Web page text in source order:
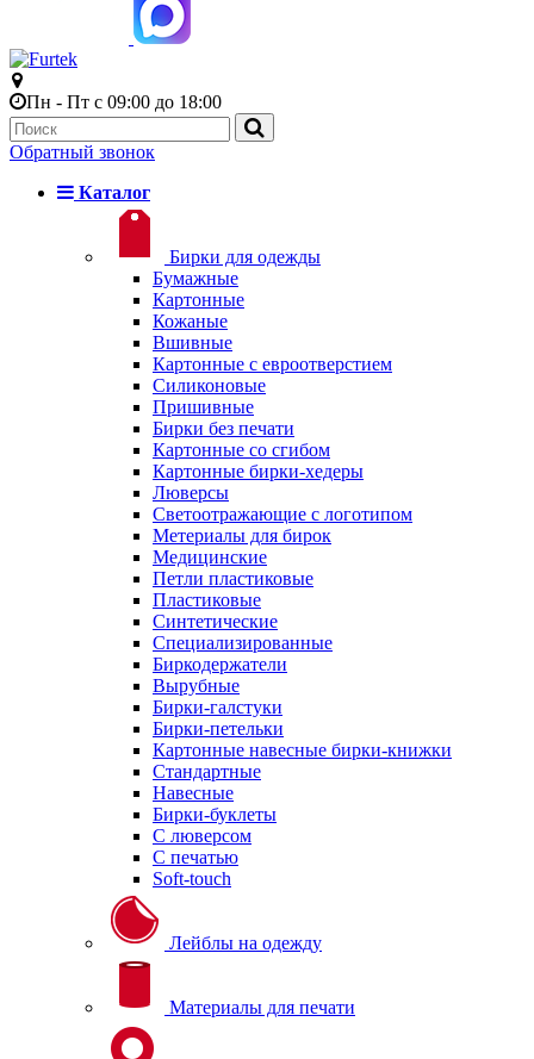
Пн - Пт с 09:00 до 18:00
Обратный звонок
Каталог
Бирки для одежды
Бумажные
Картонные
Кожаные
Вшивные
Картонные с евроотверстием
Силиконовые
Пришивные
Бирки без печати
Картонные со сгибом
Картонные бирки-хедеры
Люверсы
Светоотражающие с логотипом
Метериалы для бирок
Медицинские
Петли пластиковые
Пластиковые
Синтетические
Специализированные
Биркодержатели
Вырубные
Бирки-галстуки
Бирки-петельки
Картонные навесные бирки-книжки
Стандартные
Навесные
Бирки-буклеты
С люверсом
С печатью
Soft-touch
Лейблы на одежду
Материалы для печати